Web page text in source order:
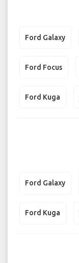
Ford Galaxy
Ford Focus
Ford Kuga
Ford Galaxy
Ford Kuga